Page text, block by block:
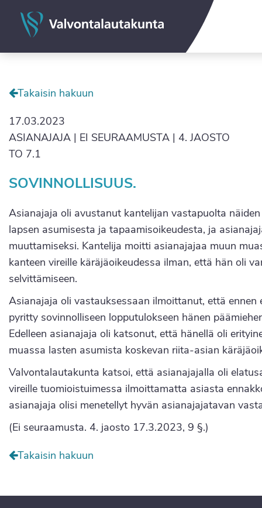
Valvontalautakunta
Takaisin hakuun
17.03.2023
ASIANAJAJA | EI SEURAAMUSTA | 4. JAOSTO
TO 7.1
SOVINNOLLISUUS.
Asianajaja oli avustanut kantelijan vastapuolta
lapsen asumisesta ja tapaamisoikeudesta, ja
muuttamiseksi. Kantelija moitti asianajajaa muun
kanteen vireille käräjäoikeudessa ilman, että hän oli
selvittämiseen.
Asianajaja oli vastauksessaan ilmoittanut, että
pyritty sovinnolliseen lopputulokseen hänen
Edelleen asianajaja oli katsonut, että hänellä oli
muassa lasten asumista koskevan riita-asian
Valvontalautakunta katsoi, että asianajajalla oli
vireille tuomioistuimessa ilmoittamatta asiasta
asianajaja olisi menetellyt hyvän asianajajatavan
(Ei seuraamusta. 4. jaosto 17.3.2023, 9 §.)
Takaisin hakuun